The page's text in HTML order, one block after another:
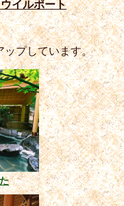
イルポート
ップしています。